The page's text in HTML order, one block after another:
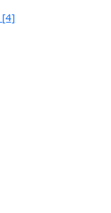
[4]